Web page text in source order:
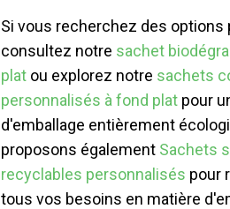
Si vous recherchez des options
consultez notre sachet
plat ou explorez notre sachets
personnalisés à fond plat pour
d'emballage entièrement
proposons également Sachets
recyclables personnalisés pour
tous vos besoins en matière